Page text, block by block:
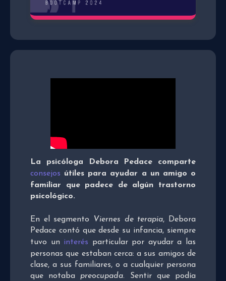
La psicóloga Debora Pedace comparte
consejos útiles para ayudar a un amigo o
familiar que padece de algún trastorno
psicológico.
En el segmento Viernes de terapia, Debora
Pedace contó que desde su infancia, siempre
tuvo un interés particular por ayudar a las
personas que estaban cerca: a sus amigos de
clase, a sus familiares, o a cualquier persona
que notabapreocupada. Sentir que podía